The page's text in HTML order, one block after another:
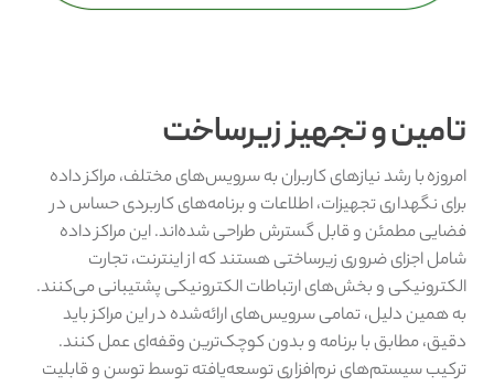
تامین و تجهیز زیرساخت
امروزه با رشد نیازهای کاربران به سرویس‌های مختلف، مراکز داده
برای نگهداری تجهیزات، اطلاعات و برنامه‌های کاربردی حساس در
فضایی مطمئن و قابل گسترش طراحی شده‌اند. این مراکز داده
شامل اجزای ضروری زیرساختی هستند که از اینترنت، تجارت
الکترونیکی و بخش‌های ارتباطات الکترونیکی پشتیبانی می‌کنند.
به همین دلیل، تمامی سرویس‌های ارائه‌شده در این مراکز باید
دقیق، مطابق با برنامه و بدون کوچک‌ترین وقفه‌ای عمل کنند.
ترکیب سیستم‌های نرم‌افزاری توسعه‌یافته توسط توسن و قابلیت